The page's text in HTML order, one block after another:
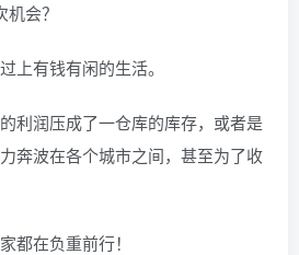
会？
上有钱有闲的生活。
利润压成了一仓库的库存，或者是
奔波在各个城市之间，甚至为了收
都在负重前行！